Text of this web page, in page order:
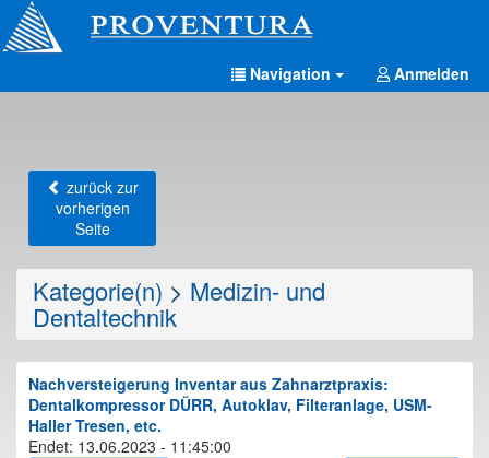
Navigation Anmelden
zurück zur
vorherigen
Seite
Kategorie(n) > Medizin- und
Dentaltechnik
Nachversteigerung Inventar aus Zahnarztpraxis:
Dentalkompressor DÜRR, Autoklav, Filteranlage, USM-
Haller Tresen, etc.
Endet: 13.06.2023 - 11:45:00